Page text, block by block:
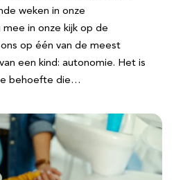
weken in onze
in onze kijk op de
op één van de meest
een kind: autonomie. Het is
behoefte die…